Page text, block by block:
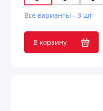
Все варианты - 3 шт
В корзину